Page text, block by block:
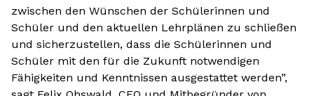
zwischen den Wünschen der Schülerinnen und
Schüler und den aktuellen Lehrplänen zu schließen
und sicherzustellen, dass die Schülerinnen und
Schüler mit den für die Zukunft notwendigen
Fähigkeiten und Kenntnissen ausgestattet werden”,